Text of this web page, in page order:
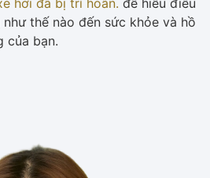
hơi đã bị trì hoãn. để hiểu điều
thế nào đến sức khỏe và hồ
của bạn.